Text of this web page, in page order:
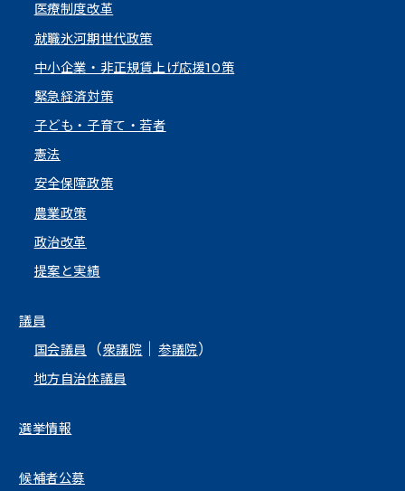
医療制度改革
就職氷河期世代政策
中小企業・非正規賃上げ応援10策
緊急経済対策
子ども・子育て・若者
憲法
安全保障政策
農業政策
政治改革
提案と実績
議員
国会議員
（衆議院 ｜参議院）
地方自治体議員
選挙情報
候補者公募